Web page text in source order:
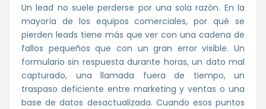
Un lead no suele perderse por una sola razón. En la
mayoría de los equipos comerciales, por qué se
pierden leads tiene más que ver con una cadena de
fallos pequeños que con un gran error visible. Un
formulario sin respuesta durante horas, un dato mal
capturado, una llamada fuera de tiempo, un
traspaso deficiente entre marketing y ventas o una
base de datos desactualizada. Cuando esos puntos